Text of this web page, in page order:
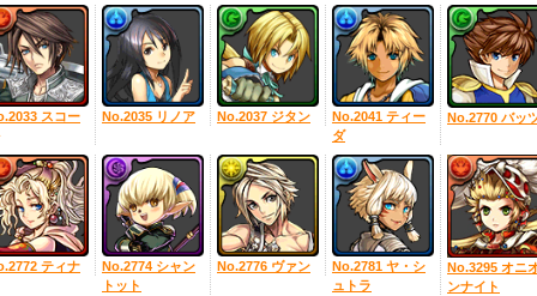
スコー No.2035 リノア No.2037 ジタン
No.2041 ティー
ダ
No.2770 バッ
ティナ
No.2774 シャン
トット
No.2776 ヴァン
No.2781 ヤ・シ
ュトラ
No.3295 オニ
ンナイト